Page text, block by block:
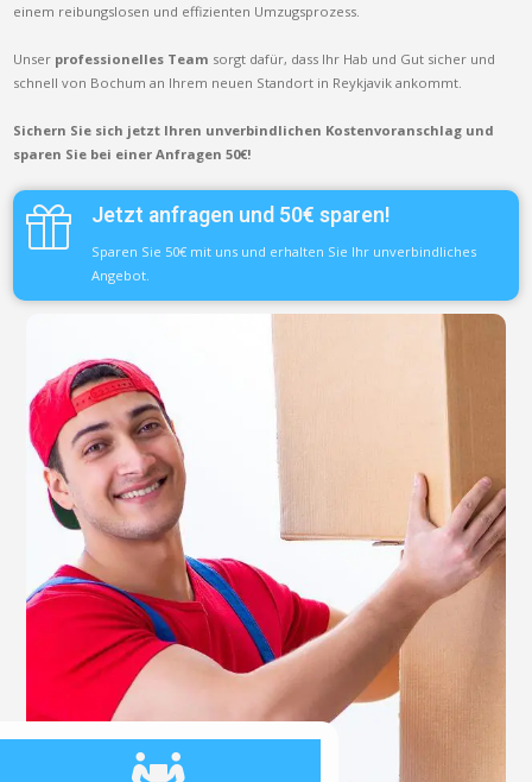
einem reibungslosen und effizienten Umzugsprozess.
Unser professionelles Team sorgt dafür, dass Ihr Hab und Gut sicher und
schnell von Bochum an Ihrem neuen Standort in Reykjavik ankommt.
Sichern Sie sich jetzt Ihren unverbindlichen Kostenvoranschlag und
sparen Sie bei einer Anfragen 50€!
Jetzt anfragen und 50€ sparen!
Sparen Sie 50€ mit uns und erhalten Sie Ihr unverbindliches
Angebot.